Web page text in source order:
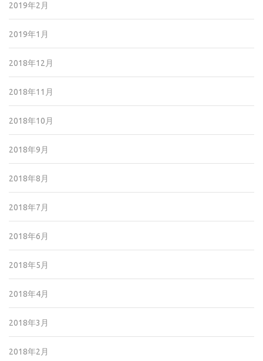
2019年2月
2019年1月
2018年12月
2018年11月
2018年10月
2018年9月
2018年8月
2018年7月
2018年6月
2018年5月
2018年4月
2018年3月
2018年2月